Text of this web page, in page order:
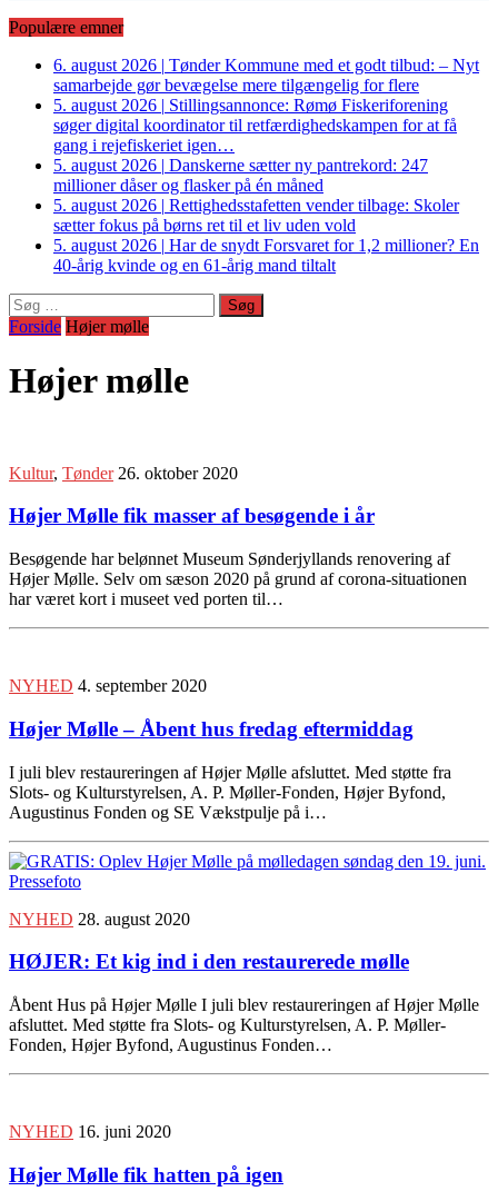
Populære emner
6. august 2026 | Tønder Kommune med et godt tilbud: – Nyt
samarbejde gør bevægelse mere tilgængelig for flere
5. august 2026 | Stillingsannonce: Rømø Fiskeriforening
søger digital koordinator til retfærdighedskampen for at få
gang i rejefiskeriet igen…
5. august 2026 | Danskerne sætter ny pantrekord: 247
millioner dåser og flasker på én måned
5. august 2026 | Rettighedsstafetten vender tilbage: Skoler
sætter fokus på børns ret til et liv uden vold
5. august 2026 | Har de snydt Forsvaret for 1,2 millioner? En
40-årig kvinde og en 61-årig mand tiltalt
Søg
efter:
Forside Højer mølle
Højer mølle
Kultur, Tønder 26. oktober 2020
Højer Mølle fik masser af besøgende i år
Besøgende har belønnet Museum Sønderjyllands renovering af
Højer Mølle. Selv om sæson 2020 på grund af corona-situationen
har været kort i museet ved porten til…
NYHED 4. september 2020
Højer Mølle – Åbent hus fredag eftermiddag
I juli blev restaureringen af Højer Mølle afsluttet. Med støtte fra
Slots- og Kulturstyrelsen, A. P. Møller-Fonden, Højer Byfond,
Augustinus Fonden og SE Vækstpulje på i…
NYHED 28. august 2020
HØJER: Et kig ind i den restaurerede mølle
Åbent Hus på Højer Mølle I juli blev restaureringen af Højer Mølle
afsluttet. Med støtte fra Slots- og Kulturstyrelsen, A. P. Møller-
Fonden, Højer Byfond, Augustinus Fonden…
NYHED 16. juni 2020
Højer Mølle fik hatten på igen